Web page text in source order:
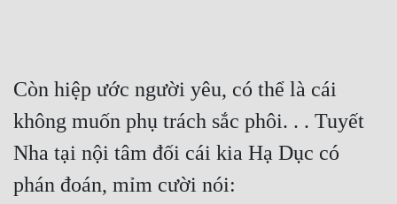
Còn hiệp ước người yêu, có thể là cái
không muốn phụ trách sắc phôi. . . Tuyết
Nha tại nội tâm đối cái kia Hạ Dục có
phán đoán, mỉm cười nói: